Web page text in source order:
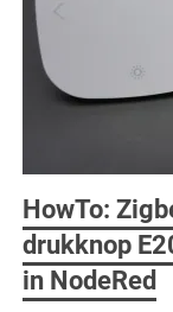
HowTo:
drukknop
in NodeRed